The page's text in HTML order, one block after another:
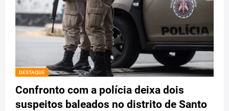
DESTAQUE
Confronto com a polícia deixa dois
suspeitos baleados no distrito de Santo